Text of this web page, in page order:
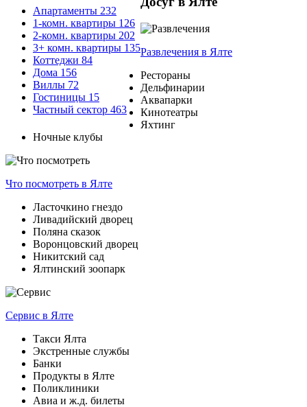
Апартаменты 232
1-комн. квартиры 126
2-комн. квартиры 202
3+ комн. квартиры 135
Коттеджи 84
Дома 156
Виллы 72
Гостиницы 15
Частный сектор 463
Развлечения в Ялте
Рестораны
Дельфинарии
Аквапарки
Кинотеатры
Яхтинг
Ночные клубы
Что посмотреть в Ялте
Ласточкино гнездо
Ливадийский дворец
Поляна сказок
Воронцовский дворец
Никитский сад
Ялтинский зоопарк
Сервис в Ялте
Такси Ялта
Экстренные службы
Банки
Продукты в Ялте
Поликлиники
Авиа и ж.д. билеты